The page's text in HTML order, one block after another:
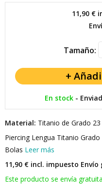
11,90 €
Tamaño:
En stock-
Material: Titanio de Grado 23
Piercing Lengua Titanio
Bolas Leer más
11,90 € incl. impuesto
Este producto se envía